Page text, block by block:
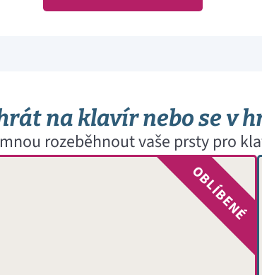
na klavír nebo se v
rozeběhnout vaše prsty pro
OBLÍBENÉ